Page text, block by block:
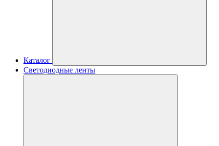
Каталог
Светодиодные ленты